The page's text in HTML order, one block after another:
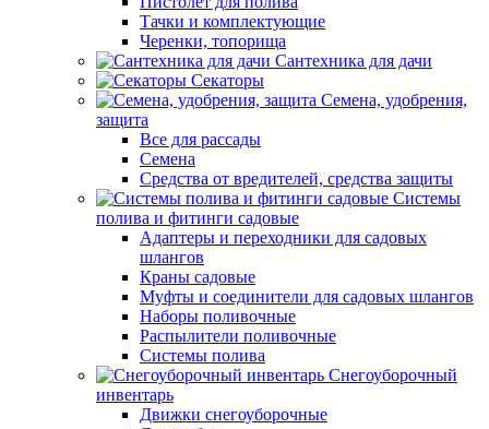
Тачки и комплектующие
Черенки, топорища
Сантехника для дачи
Секаторы
Семена, удобрения,
защита
Все для рассады
Семена
Средства от вредителей, средства защиты
Системы
полива и фитинги садовые
Адаптеры и переходники для садовых
шлангов
Краны садовые
Муфты и соединители для садовых шлангов
Наборы поливочные
Распылители поливочные
Системы полива
Снегоуборочный
инвентарь
Движки снегоуборочные